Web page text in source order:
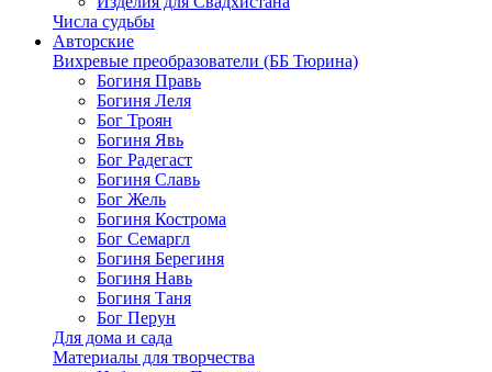
Числа судьбы
Авторские
Вихревые преобразователи (ББ Тюрина)
Богиня Правь
Богиня Леля
Бог Троян
Богиня Явь
Бог Радегаст
Богиня Славь
Бог Жель
Богиня Кострома
Бог Семаргл
Богиня Берегиня
Богиня Навь
Богиня Таня
Бог Перун
Для дома и сада
Материалы для творчества